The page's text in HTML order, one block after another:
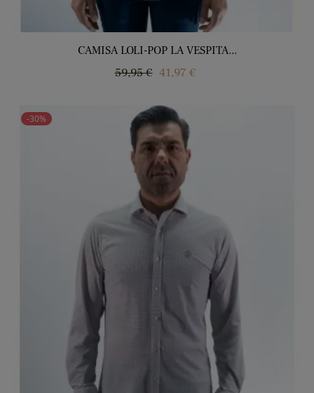
CAMISA LOLI-POP LA VESPITA...
Precio
59,95 € Precio
41,97 €
-30%